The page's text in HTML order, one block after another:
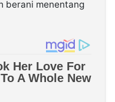
berani menentang